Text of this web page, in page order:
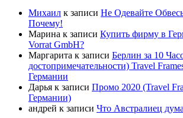
Михаил к записи Не Одевайте
Почему!
Марина к записи Купить фирму в
Vorrat GmbH?
Маргарита к записи Берлин за 10
достопримечательности) Travel
Германии
Дарья к записи Промо 2020 (Travel
Германии)
андрей к записи Что Австралиец